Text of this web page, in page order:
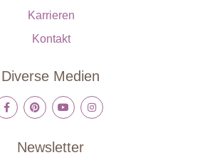
Karrieren
Kontakt
Diverse Medien
Newsletter